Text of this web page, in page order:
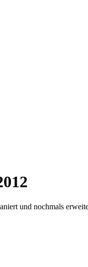
und nochmals